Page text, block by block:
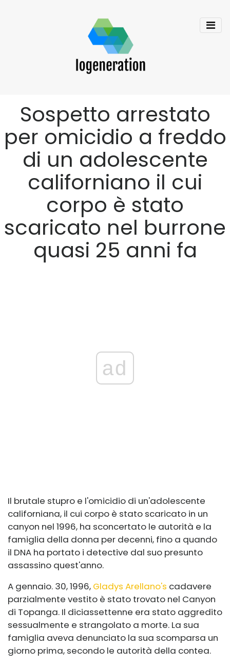
Sospetto arrestato
per omicidio a freddo
di un adolescente
californiano il cui
corpo è stato
scaricato nel burrone
quasi 25 anni fa
ad
Il brutale stupro e l'omicidio di un'adolescente
californiana, il cui corpo è stato scaricato in un
canyon nel 1996, ha sconcertato le autorità e la
famiglia della donna per decenni, fino a quando
il DNA ha portato i detective dal suo presunto
assassino quest'anno.
A gennaio. 30, 1996, Gladys Arellano's cadavere
parzialmente vestito è stato trovato nel Canyon
di Topanga. Il diciassettenne era stato aggredito
sessualmente e strangolato a morte. La sua
famiglia aveva denunciato la sua scomparsa un
giorno prima, secondo le autorità della contea.